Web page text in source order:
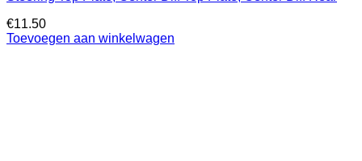
€11.50
Toevoegen aan winkelwagen